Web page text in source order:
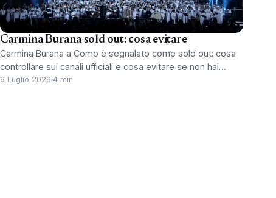
Carmina Burana sold out: cosa evitare
Carmina Burana a Como è segnalato come sold out: cosa
controllare sui canali ufficiali e cosa evitare se non hai…
9 Luglio 2026 4 min